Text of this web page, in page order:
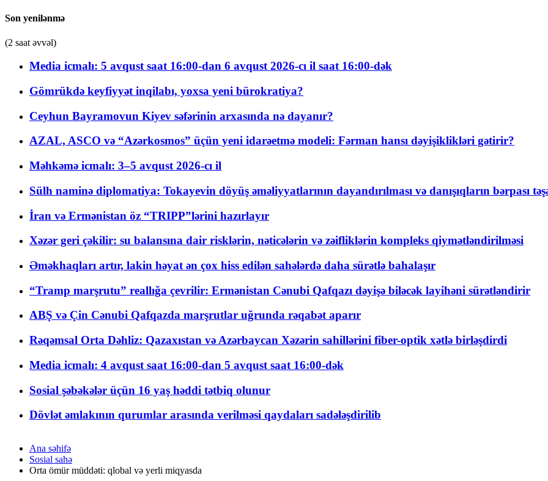
Son yenilənmə
(2 saat əvvəl)
Media icmalı: 5 avqust saat 16:00-dan 6 avqust 2026-cı il saat 16:00-dək
Gömrükdə keyfiyyət inqilabı, yoxsa yeni bürokratiya?
Ceyhun Bayramovun Kiyev səfərinin arxasında nə dayanır?
AZAL, ASCO və “Azərkosmos” üçün yeni idarəetmə modeli: Fərman hansı dəyişiklikləri gətirir?
Məhkəmə icmalı: 3–5 avqust 2026-cı il
Sülh naminə diplomatiya: Tokayevin döyüş əməliyyatlarının dayandırılması və danışıqların bərpası
İran və Ermənistan öz “TRIPP”lərini hazırlayır
Xəzər geri çəkilir: su balansına dair risklərin, nəticələrin və zəifliklərin kompleks qiymətləndirilməsi
Əməkhaqları artır, lakin həyat ən çox hiss edilən sahələrdə daha sürətlə bahalaşır
“Tramp marşrutu” reallığa çevrilir: Ermənistan Cənubi Qafqazı dəyişə biləcək layihəni sürətləndirir
ABŞ və Çin Cənubi Qafqazda marşrutlar uğrunda rəqabət aparır
Rəqəmsal Orta Dəhliz: Qazaxıstan və Azərbaycan Xəzərin sahillərini fiber-optik xətlə birləşdirdi
Media icmalı: 4 avqust saat 16:00-dan 5 avqust saat 16:00-dək
Sosial şəbəkələr üçün 16 yaş həddi tətbiq olunur
Dövlət əmlakının qurumlar arasında verilməsi qaydaları sadələşdirilib
Ana səhifə
Sosial sahə
Orta ömür müddəti: qlobal və yerli miqyasda